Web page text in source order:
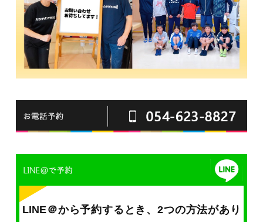
LINE＠から予約するとき、2つの方法があり